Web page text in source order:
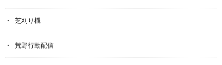
芝刈り機
荒野行動配信